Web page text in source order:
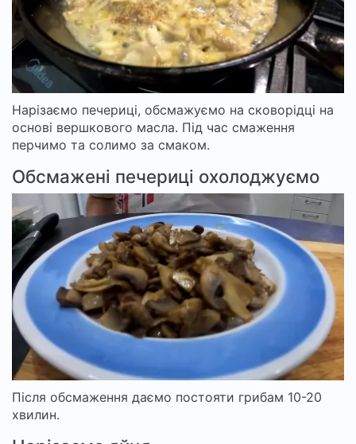
Нарізаємо печериці, обсмажуємо на сковорідці на
основі вершкового масла. Під час смаження
перчимо та солимо за смаком.
Обсмажені печериці охолоджуємо
Після обсмаження даємо постояти грибам 10-20
хвилин.